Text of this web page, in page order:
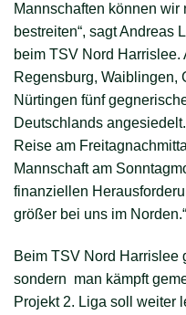
Mannschaften können
bestreiten“, sagt Andreas
beim TSV Nord
Regensburg, Waiblingen,
Nürtingen fünf
Deutschlands
Reise am
Mannschaft am
finanziellen
größer bei uns im
Beim TSV Nord Harrislee
sondern man kämpft
Projekt 2. Liga soll weiter